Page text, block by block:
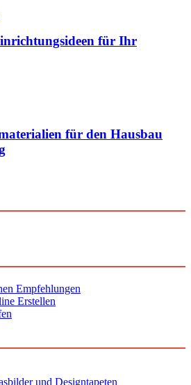
für Ihr
für den Hausbau
Empfehlungen
Erstellen
und Designtapeten